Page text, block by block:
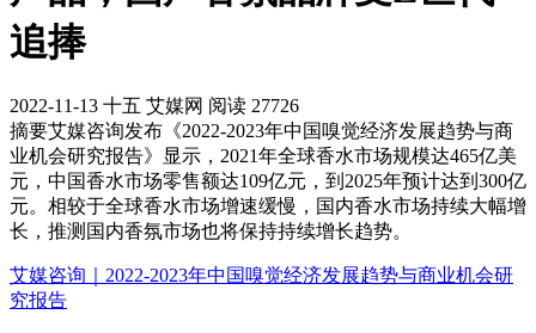
追捧
2022-11-13 十五 艾媒网 阅读 27726
摘要艾媒咨询发布《2022-2023年中国嗅觉经济发展趋势与商
业机会研究报告》显示，2021年全球香水市场规模达465亿美
元，中国香水市场零售额达109亿元，到2025年预计达到300亿
元。相较于全球香水市场增速缓慢，国内香水市场持续大幅增
长，推测国内香氛市场也将保持持续增长趋势。
艾媒咨询｜2022-2023年中国嗅觉经济发展趋势与商业机会研
究报告